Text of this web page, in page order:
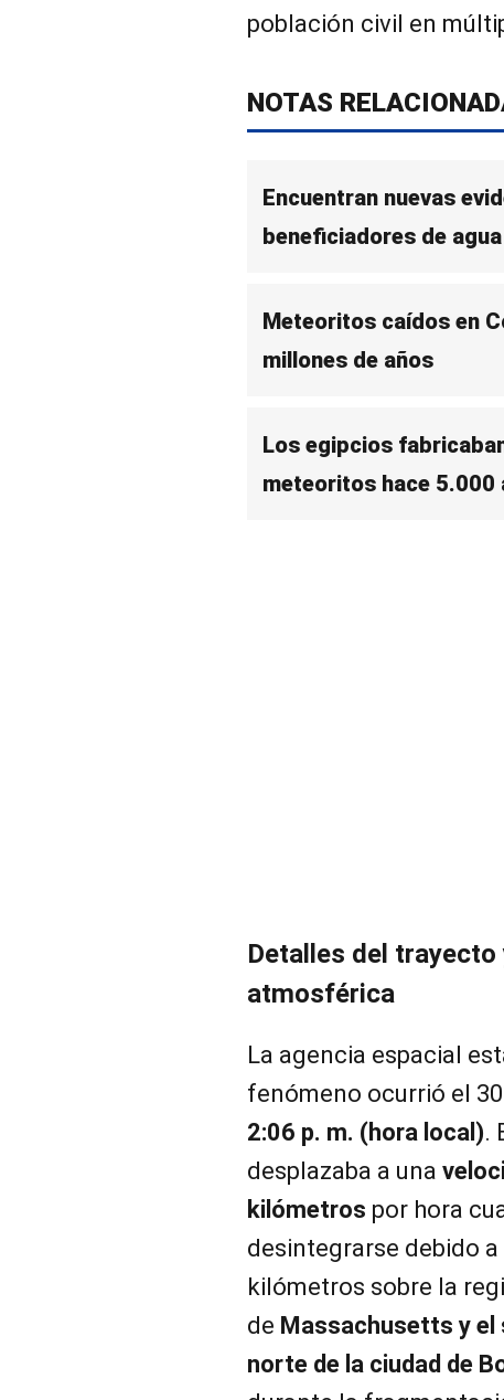
población civil en
NOTAS
Encuentran nuevas
beneficiadores de
Meteoritos caídos en
millones de años
Los egipcios
meteoritos hace 5.000
Detalles del
atmosférica
La agencia espacial
fenómeno ocurrió el
2:06 p. m. (hora local).
desplazaba a una
kilómetros por hora
desintegrarse debido
kilómetros sobre la
de Massachusetts y el
norte de la ciudad de